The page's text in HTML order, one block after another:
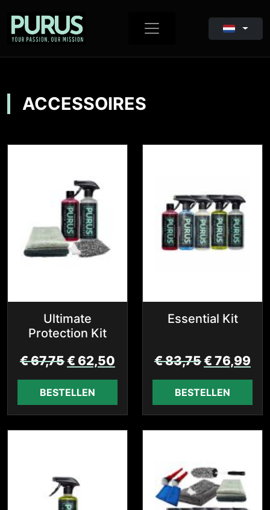
ACCESSOIRES
Ultimate
Protection Kit
€67,75€ 62,50
BESTELLEN
Essential Kit
€83,75€ 76,99
BESTELLEN